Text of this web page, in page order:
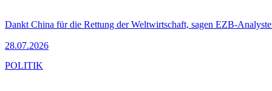
Dankt China für die Rettung der Weltwirtschaft, sagen EZB-
28.07.2026
POLITIK